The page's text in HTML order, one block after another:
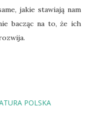
jakie stawiają nam
bacząc na to, że ich
POLSKA